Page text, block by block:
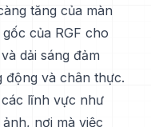
tăng của màn
của RGF cho
dải sáng đảm
động và chân thực.
lĩnh vực như
nơi mà việc